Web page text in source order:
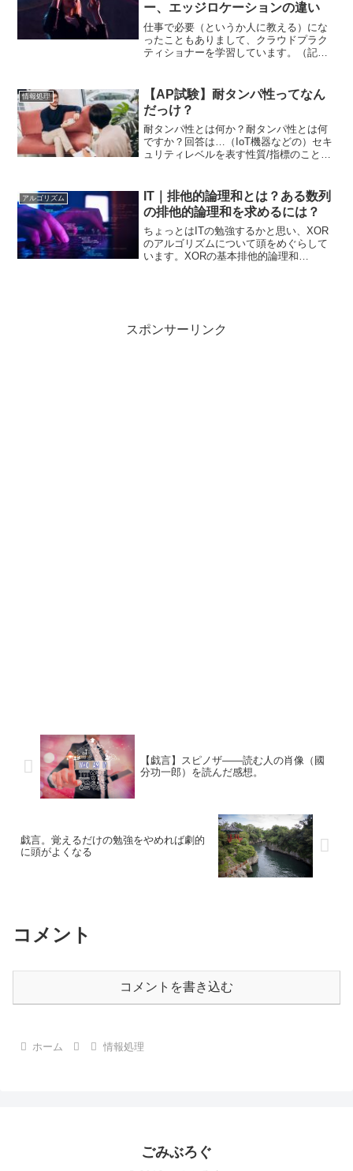
ー、エッジロケーションの違い
仕事で必要（というか人に教える）にな
ったこともありまして、クラウドプラク
ティショナーを学習しています。（記事
幸いです）クラウドプラクティショナー
の過去問を日々少しずつ解...
情報処理
【AP試験】耐タンパ性ってなん
だっけ？
耐タンパ性とは何か？耐タンパ性とは何
ですか？回答は…（IoT機器などの）セキ
ュリティレベルを表す性質/指標のこと。
ざんのされにくさを意味している。耐タ
ンパ性の例...
アルゴリズム
IT｜排他的論理和とは？ある数列
の排他的論理和を求めるには？
ちょっとはITの勉強するかと思い、XOR
のアルゴリズムについて頭をめぐらして
います。XORの基本排他的論理和
スポンサーリンク
【戯言】スピノザ――読む人の肖像（國
分功一郎）を読んだ感想。
戯言。覚えるだけの勉強をやめれば劇的
に頭がよくなる
コメント
コメントを書き込む
ホーム 情報処理
ごみぶろぐ